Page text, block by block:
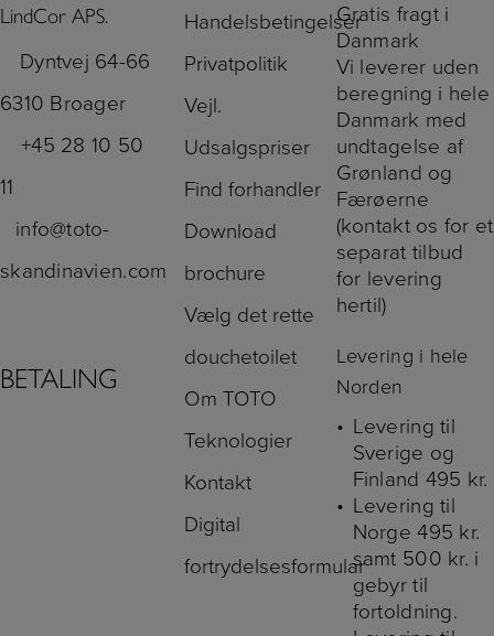
LindCor APS.
Dyntvej 64-66
6310 Broager
+45 28 10 50
11
info@toto-
skandinavien.com
BETALING
Handelsbetingelser
Privatpolitik
Vejl.
Udsalgspriser
Find forhandler
Download
brochure
Vælg det rette
douchetoilet
Om TOTO
Teknologier
Kontakt
Digital
fortrydelsesformular
Gratis fragt i
Danmark
Vi leverer uden
beregning i hele
Danmark med
undtagelse af
Grønland og
Færøerne
(kontakt os for et
separat tilbud
for levering
hertil)
Levering i hele
Norden
Levering til
Sverige og
Finland 495 kr.
Levering til
Norge 495 kr.
samt 500 kr. i
gebyr til
fortoldning.